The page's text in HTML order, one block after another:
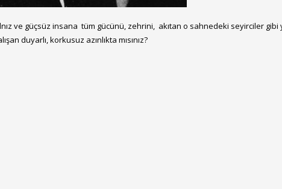
ve güçsüz insana tüm gücünü, zehrini, akıtan o sahnedeki seyirciler gibi
duyarlı, korkusuz azınlıkta mısınız?